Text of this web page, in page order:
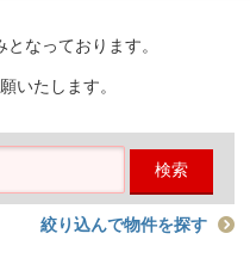
なっております。
いたします。
検索
絞り込んで物件を探す